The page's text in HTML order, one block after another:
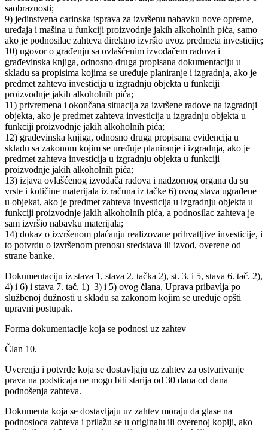
saobraznosti;
9) jedinstvena carinska isprava za izvršenu nabavku nove opreme,
uređaja i mašina u funkciji proizvodnje jakih alkoholnih pića, samo
ako je podnosilac zahteva direktno izvršio uvoz predmeta investicije;
10) ugovor o građenju sa ovlašćenim izvođačem radova i
građevinska knjiga, odnosno druga propisana dokumentaciju u
skladu sa propisima kojima se uređuje planiranje i izgradnja, ako je
predmet zahteva investicija u izgradnju objekta u funkciji
proizvodnje jakih alkoholnih pića;
11) privremena i okončana situacija za izvršene radove na izgradnji
objekta, ako je predmet zahteva investicija u izgradnju objekta u
funkciji proizvodnje jakih alkoholnih pića;
12) građevinska knjiga, odnosno druga propisana evidencija u
skladu sa zakonom kojim se uređuje planiranje i izgradnja, ako je
predmet zahteva investicija u izgradnju objekta u funkciji
proizvodnje jakih alkoholnih pića;
13) izjava ovlašćenog izvođača radova i nadzornog organa da su
vrste i količine materijala iz računa iz tačke 6) ovog stava ugrađene
u objekat, ako je predmet zahteva investicija u izgradnju objekta u
funkciji proizvodnje jakih alkoholnih pića, a podnosilac zahteva je
sam izvršio nabavku materijala;
14) dokaz o izvršenom plaćanju realizovane prihvatljive investicije, i
to potvrdu o izvršenom prenosu sredstava ili izvod, overene od
strane banke.
Dokumentaciju iz stava 1, stava 2. tačka 2), st. 3. i 5, stava 6. tač. 2),
4) i 6) i stava 7. tač. 1)–3) i 5) ovog člana, Uprava pribavlja po
službenoj dužnosti u skladu sa zakonom kojim se uređuje opšti
upravni postupak.
Forma dokumentacije koja se podnosi uz zahtev
Član 10.
Uverenja i potvrde koja se dostavljaju uz zahtev za ostvarivanje
prava na podsticaja ne mogu biti starija od 30 dana od dana
podnošenja zahteva.
Dokumenta koja se dostavljaju uz zahtev moraju da glase na
podnosioca zahteva i prilažu se u originalu ili overenoj kopiji, ako